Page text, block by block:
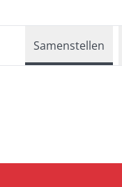
Samenstellen